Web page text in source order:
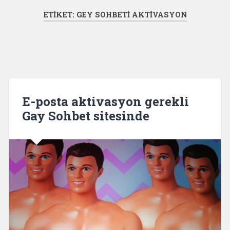
ETIKET: GEY SOHBETI AKTIVASYON
E-posta aktivasyon gerekli
Gay Sohbet sitesinde